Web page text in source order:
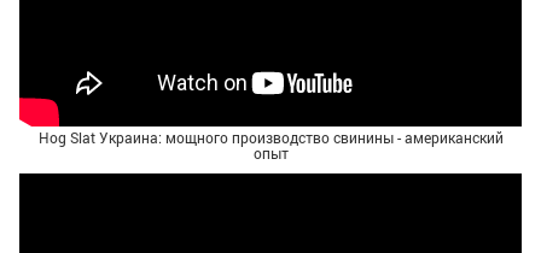
Hog Slat Украина: мощного производство свинины - американский
опыт